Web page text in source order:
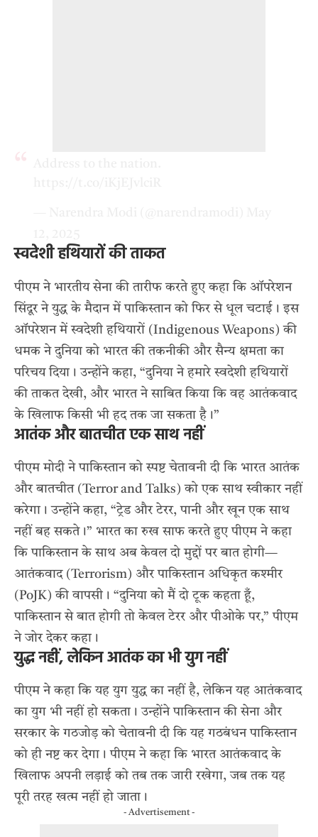
स्वदेशी हथियारों की ताकत
पीएम ने भारतीय सेना की तारीफ करते हुए कहा कि ऑपरेशन
सिंदूर ने युद्ध के मैदान में पाकिस्तान को फिर से धूल चटाई। इस
ऑपरेशन में स्वदेशी हथियारों (Indigenous Weapons) की
धमक ने दुनिया को भारत की तकनीकी और सैन्य क्षमता का
परिचय दिया। उन्होंने कहा, “दुनिया ने हमारे स्वदेशी हथियारों
की ताकत देखी, और भारत ने साबित किया कि वह आतंकवाद
के खिलाफ किसी भी हद तक जा सकता है।”
आतंक और बातचीत एक साथ नहीं
पीएम मोदी नेपाकिस्तान को स्पष्ट चेतावनी दी कि भारत आतंक
और बातचीत (Terror and Talks) को एक साथ स्वीकार नहीं
करेगा। उन्होंने कहा, “ट्रेड और टेरर, पानी और खून एक साथ
नहीं बह सकते।” भारत का रुख साफ करते हुए पीएम ने कहा
कि पाकिस्तान के साथ अब केवल दो मुद्दों पर बात होगी—
आतंकवाद (Terrorism) और पाकिस्तान अधिकृत कश्मीर
(PoJK) की वापसी। “दुनिया को मैं दो टूक कहता हूँ,
पाकिस्तान से बात होगी तो केवल टेरर और पीओके पर,” पीएम
ने जोर देकर कहा।
युद्ध नहीं, लेकिन आतंक का भी युग नहीं
पीएम ने कहा कि यह युग युद्ध का नहीं है, लेकिन यह आतंकवाद
का युग भी नहीं हो सकता। उन्होंने पाकिस्तान की सेना और
सरकार के गठजोड़ को चेतावनी दी कि यह गठबंधन पाकिस्तान
को ही नष्ट कर देगा। पीएम ने कहा कि भारत आतंकवाद के
खिलाफ अपनी लड़ाई को तब तक जारी रखेगा, जब तक यह
पूरी तरह खत्म नहीं हो जाता।
- Advertisement -